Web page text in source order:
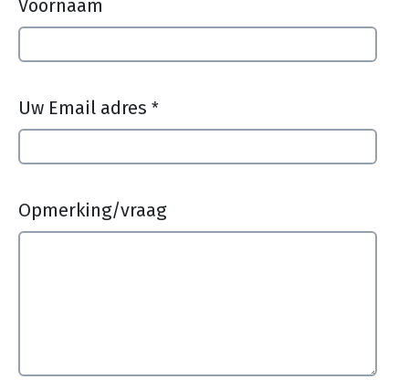
Voornaam
Uw Email adres *
Opmerking/vraag